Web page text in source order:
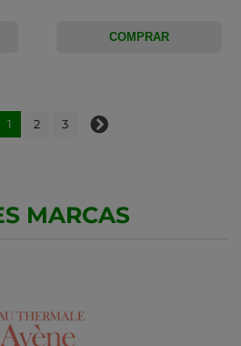
COMPRAR
1 2 3
MARCAS